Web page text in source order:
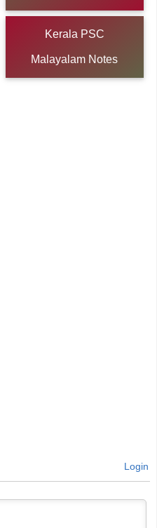
Kerala PSC
Malayalam Notes
Login